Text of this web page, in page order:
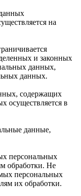
на
и законных
данных,
данных.
содержащих
осуществляется в
данные,
персональных
обработки. Не
персональных
их обработки.